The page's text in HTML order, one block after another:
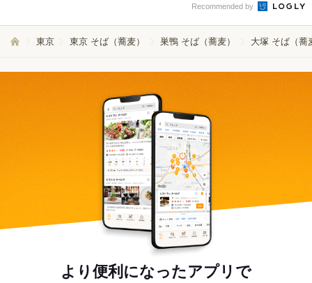
Recommended by
東京 東京 そば（蕎麦） 巣鴨 そば（蕎麦） 大塚 そば（蕎
より便利になったアプリで